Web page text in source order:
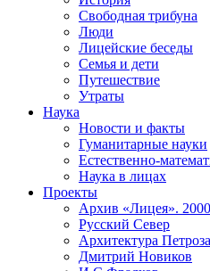
Свободная трибуна
Люди
Лицейские беседы
Семья и дети
Путешествие
Утраты
Наука
Новости и факты
Гуманитарные науки
Естественно-
Наука в лицах
Проекты
Архив «Лицея».
Русский Север
Архитектура
Дмитрий Новиков